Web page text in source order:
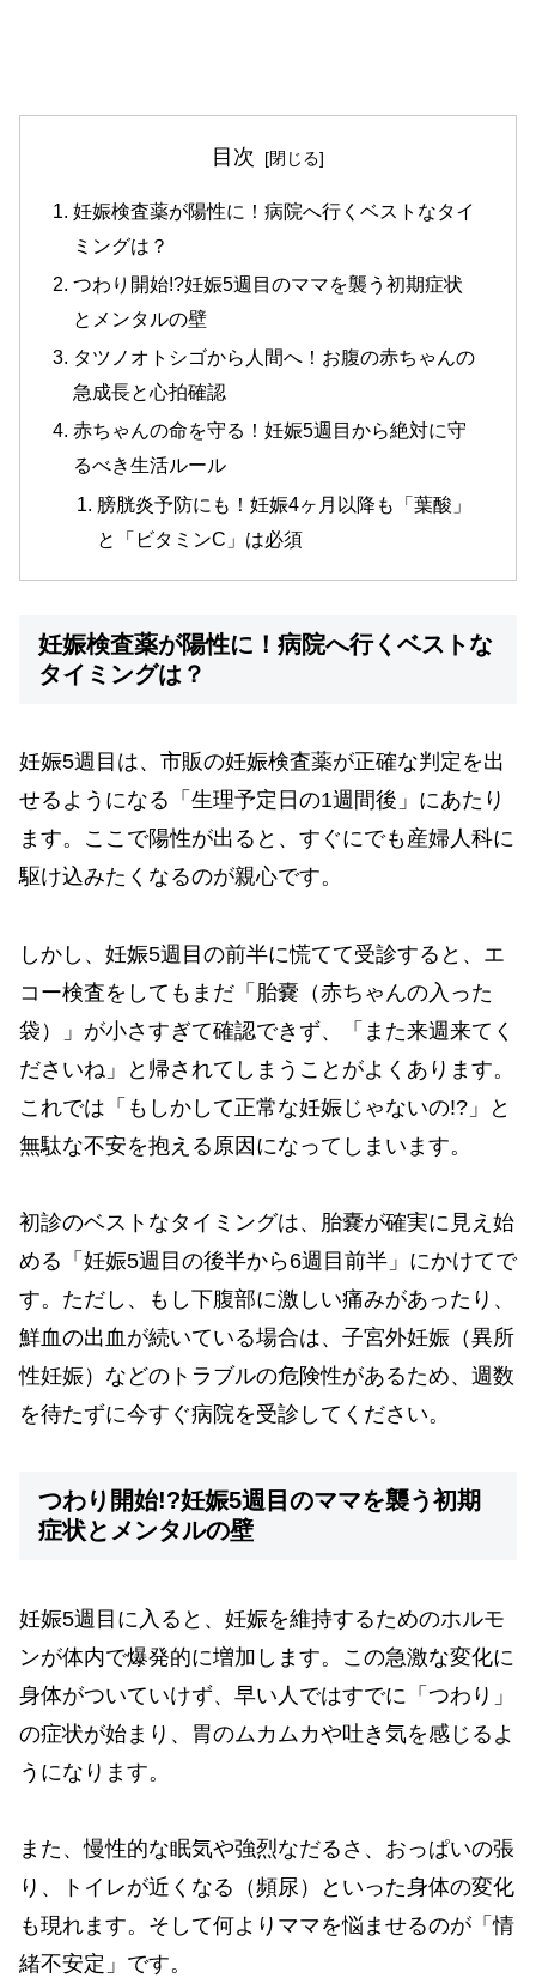
目次
妊娠検査薬が陽性に！病院へ行くベストなタイ
ミングは？
つわり開始!?妊娠5週目のママを襲う初期症状
とメンタルの壁
タツノオトシゴから人間へ！お腹の赤ちゃんの
急成長と心拍確認
赤ちゃんの命を守る！妊娠5週目から絶対に守
るべき生活ルール
膀胱炎予防にも！妊娠4ヶ月以降も「葉酸」
と「ビタミンC」は必須
妊娠検査薬が陽性に！病院へ行くベストな
タイミングは？
妊娠5週目は、市販の妊娠検査薬が正確な判定を出
せるようになる「生理予定日の1週間後」にあたり
ます。ここで陽性が出ると、すぐにでも産婦人科に
駆け込みたくなるのが親心です。
しかし、妊娠5週目の前半に慌てて受診すると、エ
コー検査をしてもまだ「胎嚢（赤ちゃんの入った
袋）」が小さすぎて確認できず、「また来週来てく
ださいね」と帰されてしまうことがよくあります。
これでは「もしかして正常な妊娠じゃないの!?」と
無駄な不安を抱える原因になってしまいます。
初診のベストなタイミングは、胎嚢が確実に見え始
める「妊娠5週目の後半から6週目前半」にかけてで
す。ただし、もし下腹部に激しい痛みがあったり、
鮮血の出血が続いている場合は、子宮外妊娠（異所
性妊娠）などのトラブルの危険性があるため、週数
を待たずに今すぐ病院を受診してください。
つわり開始!?妊娠5週目のママを襲う初期
症状とメンタルの壁
妊娠5週目に入ると、妊娠を維持するためのホルモ
ンが体内で爆発的に増加します。この急激な変化に
身体がついていけず、早い人ではすでに「つわり」
の症状が始まり、胃のムカムカや吐き気を感じるよ
うになります。
また、慢性的な眠気や強烈なだるさ、おっぱいの張
り、トイレが近くなる（頻尿）といった身体の変化
も現れます。そして何よりママを悩ませるのが「情
緒不安定」です。